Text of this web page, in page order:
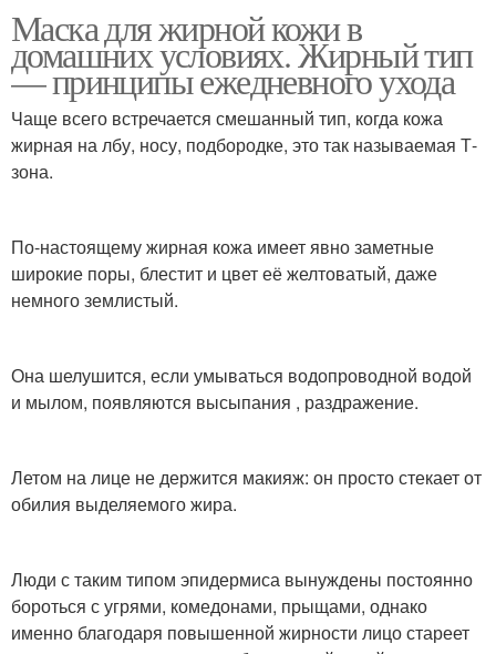
Маска для жирной кожи в
домашних условиях. Жирный тип
— принципы ежедневного ухода
Чаще всего встречается смешанный тип, когда кожа
жирная на лбу, носу, подбородке, это так называемая Т-
зона.
По-настоящему жирная кожа имеет явно заметные
широкие поры, блестит и цвет её желтоватый, даже
немного землистый.
Она шелушится, если умываться водопроводной водой
и мылом, появляются высыпания , раздражение.
Летом на лице не держится макияж: он просто стекает от
обилия выделяемого жира.
Люди с таким типом эпидермиса вынуждены постоянно
бороться с угрями, комедонами, прыщами, однако
именно благодаря повышенной жирности лицо стареет